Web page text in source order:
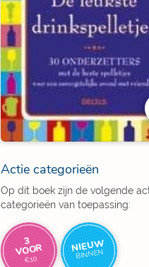
Actie categorieën
Op dit boek zijn de volgende
categorieën van toepassing:
3
VOOR
€10
NIEUW
BINNEN